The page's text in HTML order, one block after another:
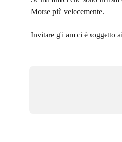
Morse più velocemente.
Invitare gli amici è soggetto ai